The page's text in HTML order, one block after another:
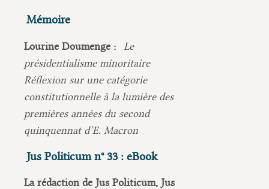
Mémoire
Lourine Doumenge :
Le
présidentialisme minoritaire
Réflexion sur une catégorie
constitutionnelle à la lumière des
premières années du second
quinquennat d’E. Macron
Jus Politicum n° 33 : eBook
La rédaction de Jus Politicum, Jus